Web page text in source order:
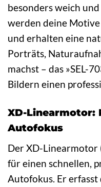
besonders weich
werden deine
und erhalten eine
Porträts,
machst – das »SEL-
Bildern einen
XD-Linearmotor:
Autofokus
Der XD-Linearmotor
für einen schnellen,
Autofokus. Er